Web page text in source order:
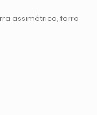
assimétrica, forro